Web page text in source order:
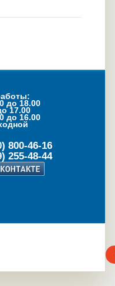
до 18.00
17.00
16.00
800-46-16
255-48-44